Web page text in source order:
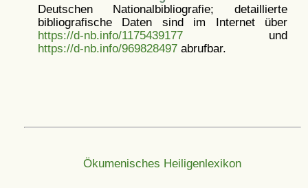
Deutschen Nationalbibliografie; detaillierte
bibliografische Daten sind im Internet über
https://d-nb.info/1175439177und
https://d-nb.info/969828497abrufbar.
Ökumenisches Heiligenlexikon